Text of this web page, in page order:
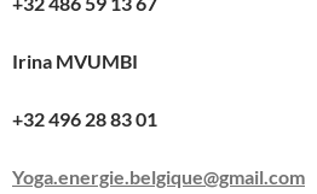
Irina MVUMBI
+32 496 28 83 01
Yoga.energie.belgique@gmail.com